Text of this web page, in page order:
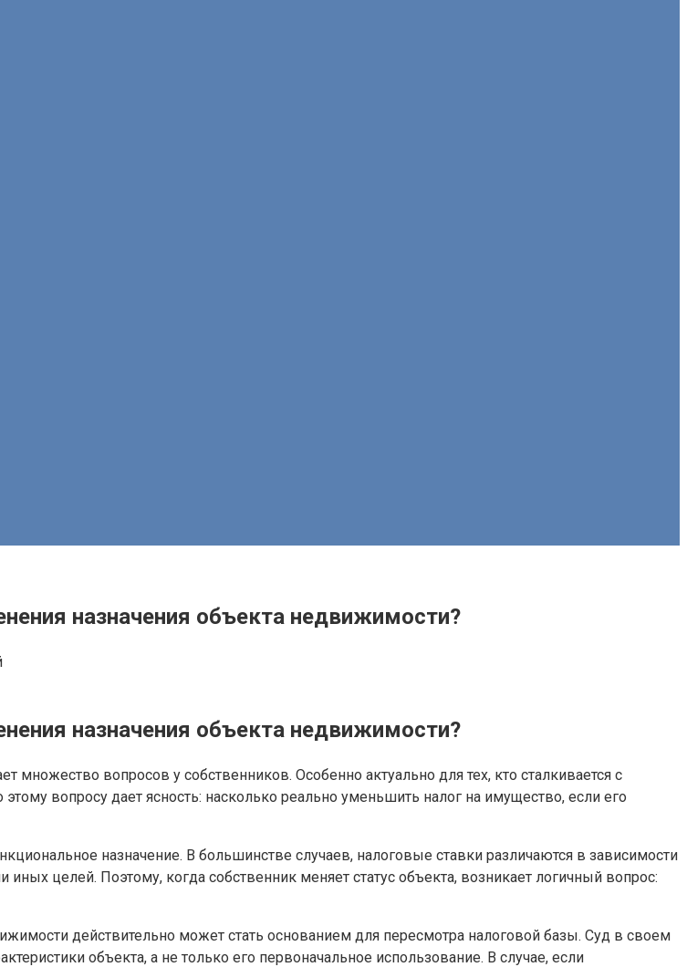
назначения объекта недвижимости?
назначения объекта недвижимости?
вопросов у собственников. Особенно актуально для тех, кто сталкивается с
вопросу дает ясность: насколько реально уменьшить налог на имущество, если его
назначение. В большинстве случаев, налоговые ставки различаются в зависимости
целей. Поэтому, когда собственник меняет статус объекта, возникает логичный вопрос:
действительно может стать основанием для пересмотра налоговой базы. Суд в своем
объекта, а не только его первоначальное использование. В случае, если